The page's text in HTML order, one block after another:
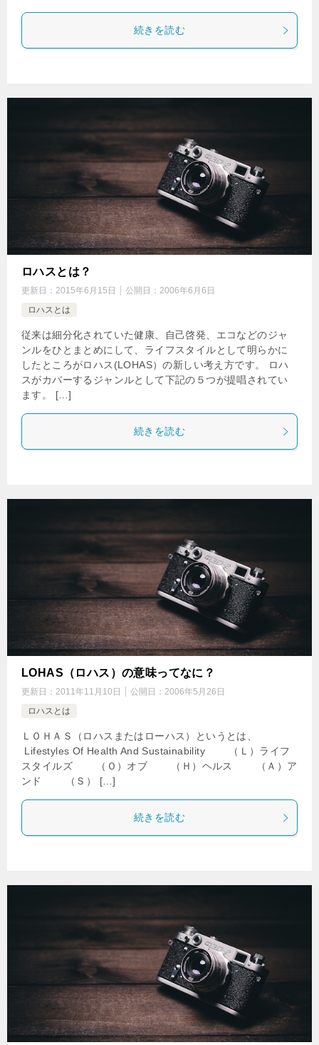
続きを読む
ロハスとは？
更新日： 2015年6月15日 公開日： 2006年6月6日
ロハスとは
従来は細分化されていた健康、自己啓発、エコなどのジャ
ンルをひとまとめにして、ライフスタイルとして明らかに
したところがロハス(LOHAS）の新しい考え方です。 ロハ
スがカバーするジャンルとして下記の５つが提唱されてい
ます。 […]
続きを読む
LOHAS（ロハス）の意味ってなに？
更新日： 2011年11月10日 公開日： 2006年5月26日
ロハスとは
ＬＯＨＡＳ（ロハスまたはローハス）というとは、
Lifestyles Of Health And Sustainability （Ｌ）ライフ
スタイルズ （Ｏ）オブ （Ｈ）ヘルス （Ａ）ア
ンド （Ｓ） […]
続きを読む